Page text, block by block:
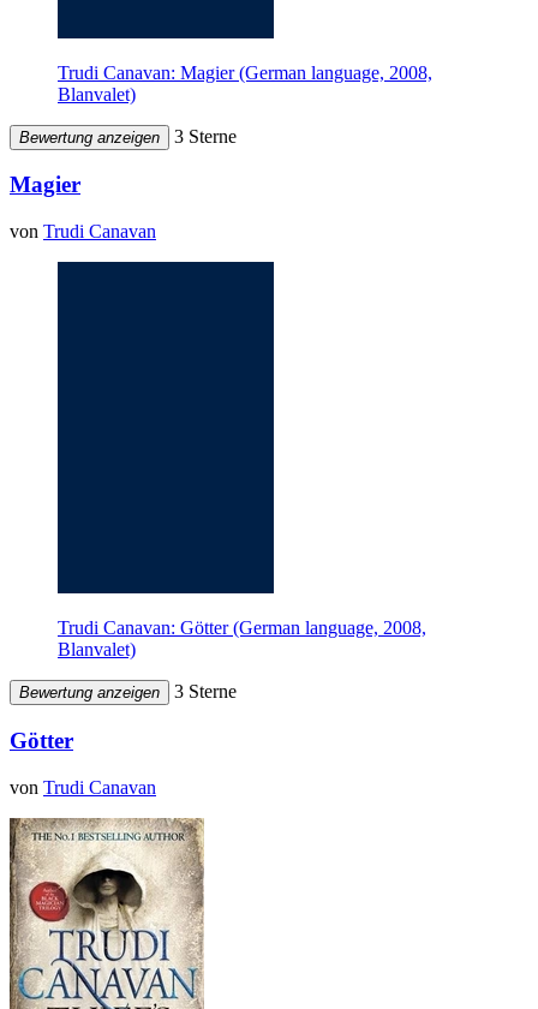
Trudi Canavan: Magier (German language, 2008,
Blanvalet)
Bewertung anzeigen 3 Sterne
Magier
von Trudi Canavan
Trudi Canavan: Götter (German language, 2008,
Blanvalet)
Bewertung anzeigen 3 Sterne
Götter
von Trudi Canavan